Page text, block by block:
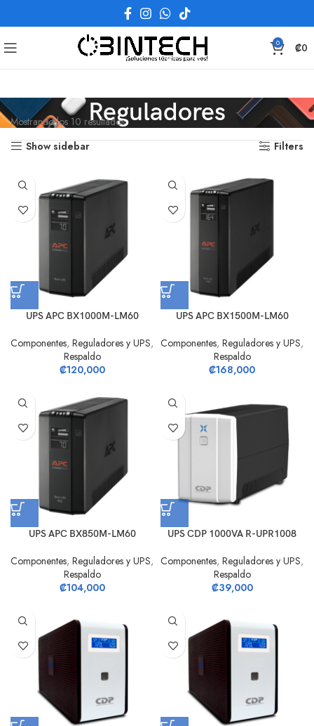
0 ₡0
Reguladores
Mostrando los 10 resultados
Show sidebar
Filters
UPS APC BX1000M-LM60
Componentes, Reguladores y UPS,
Respaldo
₡120,000
UPS APC BX1500M-LM60
Componentes, Reguladores y UPS,
Respaldo
₡168,000
UPS APC BX850M-LM60
Componentes, Reguladores y UPS,
Respaldo
₡104,000
UPS CDP 1000VA R-UPR1008
Componentes, Reguladores y UPS,
Respaldo
₡39,000